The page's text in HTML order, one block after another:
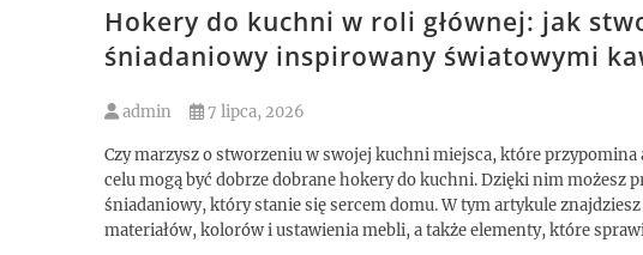
Hokery do kuchni w roli głównej: jak
śniadaniowy inspirowany światowymi
admin 7 lipca, 2026
Czy marzysz o stworzeniu w swojej kuchni miejsca, które
celu mogą być dobrze dobrane hokery do kuchni. Dzięki nim
śniadaniowy, który stanie się sercem domu. W tym artykule
materiałów, kolorów i ustawienia mebli, a także elementy, które